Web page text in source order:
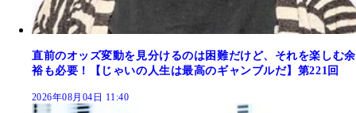
直前のオッズ変動を見分けるのは困難だけど、それを楽しむ余
裕も必要！【じゃいの人生は最高のギャンブルだ】第221回
2026年08月04日 11:40